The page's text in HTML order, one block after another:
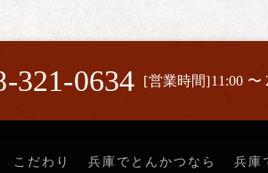
321-0634 [営業時間]11:00 〜
こだわり 兵庫でとんかつなら 兵庫